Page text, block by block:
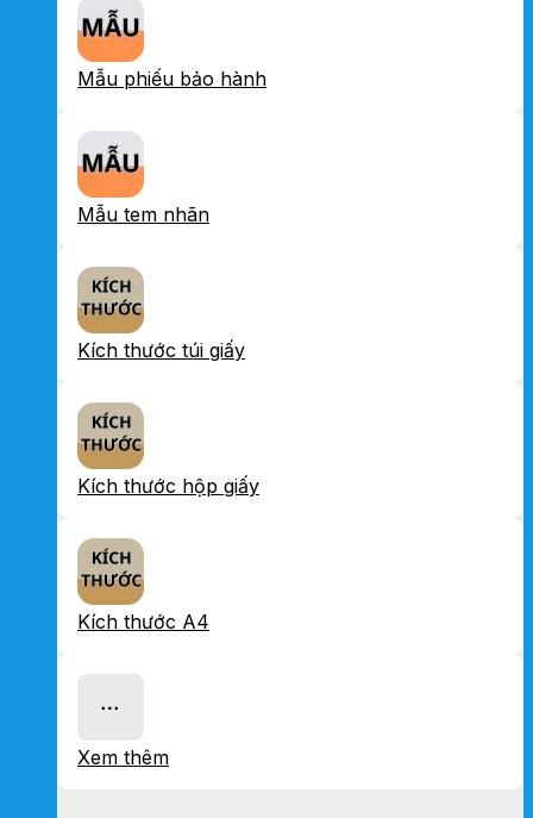
Mẫu phiếu bảo hành
Mẫu tem nhãn
Kích thước túi giấy
Kích thước hộp giấy
Kích thước A4
Xem thêm